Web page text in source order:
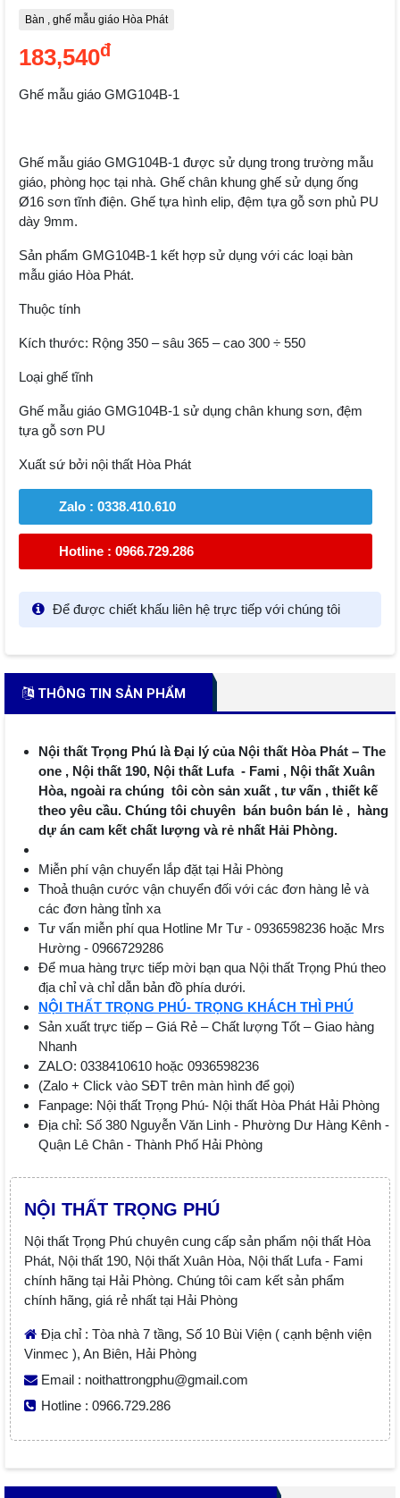
Bàn , ghế mẫu giáo Hòa Phát
183,540đ
Ghế mẫu giáo GMG104B-1
Ghế mẫu giáo GMG104B-1 được sử dụng trong trường mẫu
giáo, phòng học tại nhà. Ghế chân khung ghế sử dụng ống
Ø16 sơn tĩnh điện. Ghế tựa hình elip, đệm tựa gỗ sơn phủ PU
dày 9mm.
Sản phẩm GMG104B-1 kết hợp sử dụng với các loại bàn
mẫu giáo Hòa Phát.
Thuộc tính
Kích thước: Rộng 350 – sâu 365 – cao 300 ÷ 550
Loại ghế tĩnh
Ghế mẫu giáo GMG104B-1 sử dụng chân khung sơn, đệm
tựa gỗ sơn PU
Xuất sứ bởi nội thất Hòa Phát
Zalo : 0338.410.610
Hotline : 0966.729.286
Để được chiết khấu liên hệ trực tiếp với chúng tôi
THÔNG TIN SẢN PHẨM
Nội thất Trọng Phú là Đại lý của Nội thất Hòa Phát – The
one , Nội thất 190, Nội thất Lufa - Fami , Nội thất Xuân
Hòa, ngoài ra chúng tôi còn sản xuất , tư vấn , thiết kế
theo yêu cầu. Chúng tôi chuyên bán buôn bán lẻ , hàng
dự án cam kết chất lượng và rẻ nhất Hải Phòng.
Miễn phí vận chuyển lắp đặt tại Hải Phòng
Thoả thuận cước vận chuyển đối với các đơn hàng lẻ và
các đơn hàng tỉnh xa
Tư vấn miễn phí qua Hotline Mr Tư - 0936598236 hoặc Mrs
Hường - 0966729286
Để mua hàng trực tiếp mời bạn qua Nội thất Trọng Phú theo
địa chỉ và chỉ dẫn bản đồ phía dưới.
NỘI THẤT TRỌNG PHÚ- TRỌNG KHÁCH THÌ PHÚ
Sản xuất trực tiếp – Giá Rẻ – Chất lượng Tốt – Giao hàng
Nhanh
ZALO: 0338410610 hoặc 0936598236
(Zalo + Click vào SĐT trên màn hình để gọi)
Fanpage: Nội thất Trọng Phú- Nội thất Hòa Phát Hải Phòng
Địa chỉ: Số 380 Nguyễn Văn Linh - Phường Dư Hàng Kênh -
Quận Lê Chân - Thành Phố Hải Phòng
NỘI THẤT TRỌNG PHÚ
Nội thất Trọng Phú chuyên cung cấp sản phẩm nội thất Hòa
Phát, Nội thất 190, Nội thất Xuân Hòa, Nội thất Lufa - Fami
chính hãng tại Hải Phòng. Chúng tôi cam kết sản phẩm
chính hãng, giá rẻ nhất tại Hải Phòng
Địa chỉ : Tòa nhà 7 tầng, Số 10 Bùi Viện ( cạnh bệnh viện
Vinmec ), An Biên, Hải Phòng
Email : noithattrongphu@gmail.com
Hotline : 0966.729.286